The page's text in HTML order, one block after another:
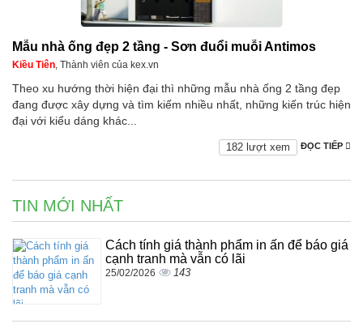
Mẫu nhà ống đẹp 2 tầng - Sơn đuổi muỗi Antimos
Kiều Tiên, Thành viên của kex.vn
Theo xu hướng thời hiện đại thì những mẫu nhà ống 2 tầng đẹp
đang được xây dựng và tìm kiếm nhiều nhất, những kiến trúc hiện
đại với kiểu dáng khác...
ĐỌC TIẾP
182 lượt xem
TIN MỚI NHẤT
Cách tính giá thành phẩm in ấn để báo giá
cạnh tranh mà vẫn có lãi
25/02/2026 143